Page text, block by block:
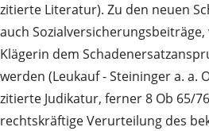
zitierte Literatur). Zu den neuen
auch
Klägerin dem
werden (Leukauf - Steininger a. a.
zitierte Judikatur, ferner 8 Ob 65/
rechtskräftige Verurteilung des